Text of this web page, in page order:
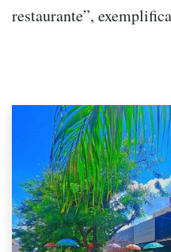
restaurante”,